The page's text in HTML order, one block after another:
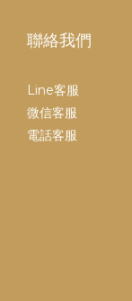
聯絡我們
Line客服
微信客服
電話客服